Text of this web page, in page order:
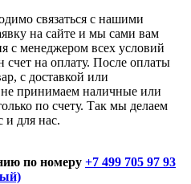
связаться с нашими
на сайте и мы сами вам
с менеджером всех условий
счет на оплату. После оплаты
с доставкой или
принимаем наличные или
по счету. Так мы делаем
и для нас.
по номеру +7 499 705 97 93